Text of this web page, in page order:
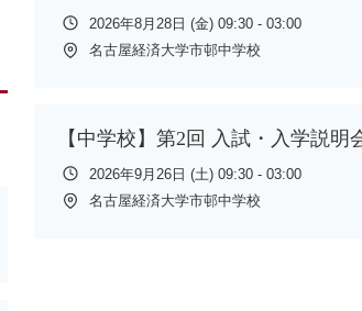
2026年8月28日 (金) 09:30 - 03:00
名古屋経済大学市邨中学校
【中学校】第2回 入試・入学説明
2026年9月26日 (土) 09:30 - 03:00
名古屋経済大学市邨中学校